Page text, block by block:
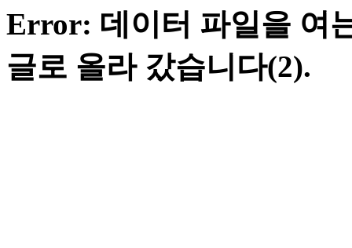
Error: 데이터 파일을 여
글로 올라 갔습니다(2).